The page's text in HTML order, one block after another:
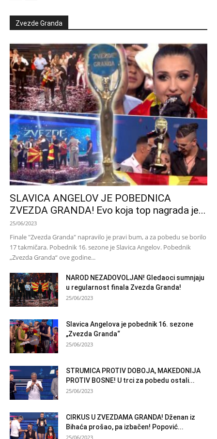
Zvezde Granda
SLAVICA ANGELOV JE POBEDNICA
ZVEZDA GRANDA! Evo koja top nagrada je...
25/06/2023
Finale "Zvezda Granda" napravilo je pravi bum, a za pobedu se borilo
17 takmičara. Pobednik 16. sezone je Slavica Angelov. Pobednik
„Zvezda Granda“ ove godine...
NAROD NEZADOVOLJAN! Gledaoci sumnjaju
u regularnost finala Zvezda Granda!
25/06/2023
Slavica Angelova je pobednik 16. sezone
„Zvezda Granda“
25/06/2023
STRUMICA PROTIV DOBOJA, MAKEDONIJA
PROTIV BOSNE! U trci za pobedu ostali...
25/06/2023
CIRKUS U ZVEZDAMA GRANDA! Dženan iz
Bihaća prošao, pa izbačen! Popović...
25/06/2023